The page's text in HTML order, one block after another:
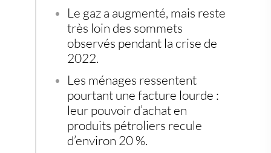
Le gaz a augmenté, mais reste
très loin des sommets
observés pendant la crise de
2022.
Les ménages ressentent
pourtant une facture lourde :
leur pouvoir d’achat en
produits pétroliers recule
d’environ 20 %.